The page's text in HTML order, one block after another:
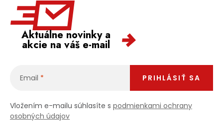
Aktuálne novinky a
akcie na váš e-mail
Email
Vložením e-mailu súhlasíte s podmienkami ochrany
osobných údajov
PRIHLÁSIŤ SA